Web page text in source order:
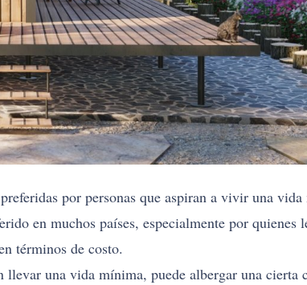
por personas que aspiran a vivir una
en muchos países, especialmente por quienes
términos de costo.
una vida mínima, puede albergar una cierta